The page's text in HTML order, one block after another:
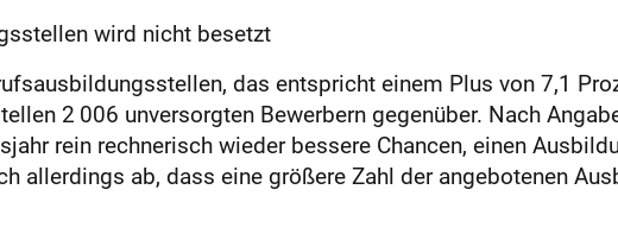
wird nicht besetzt
das entspricht einem Plus von 7,1
2 006 unversorgten Bewerbern gegenüber. Nach
rein rechnerisch wieder bessere Chancen, einen
allerdings ab, dass eine größere Zahl der angebotenen